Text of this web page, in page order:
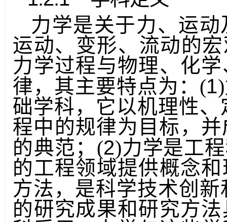
1.2.1学科定义
力学是关于力、运
运动、变形、流动的
力学过程与物理、化
律，其主要特点为：(
础学科，它以机理性、
程中的规律为目标，
的典范；(2)力学是工
的工程领域提供概念
方法，是科学技术创